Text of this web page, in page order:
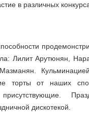
в различных
Лилит Арутюнян,
торты от наших
дискотекой.